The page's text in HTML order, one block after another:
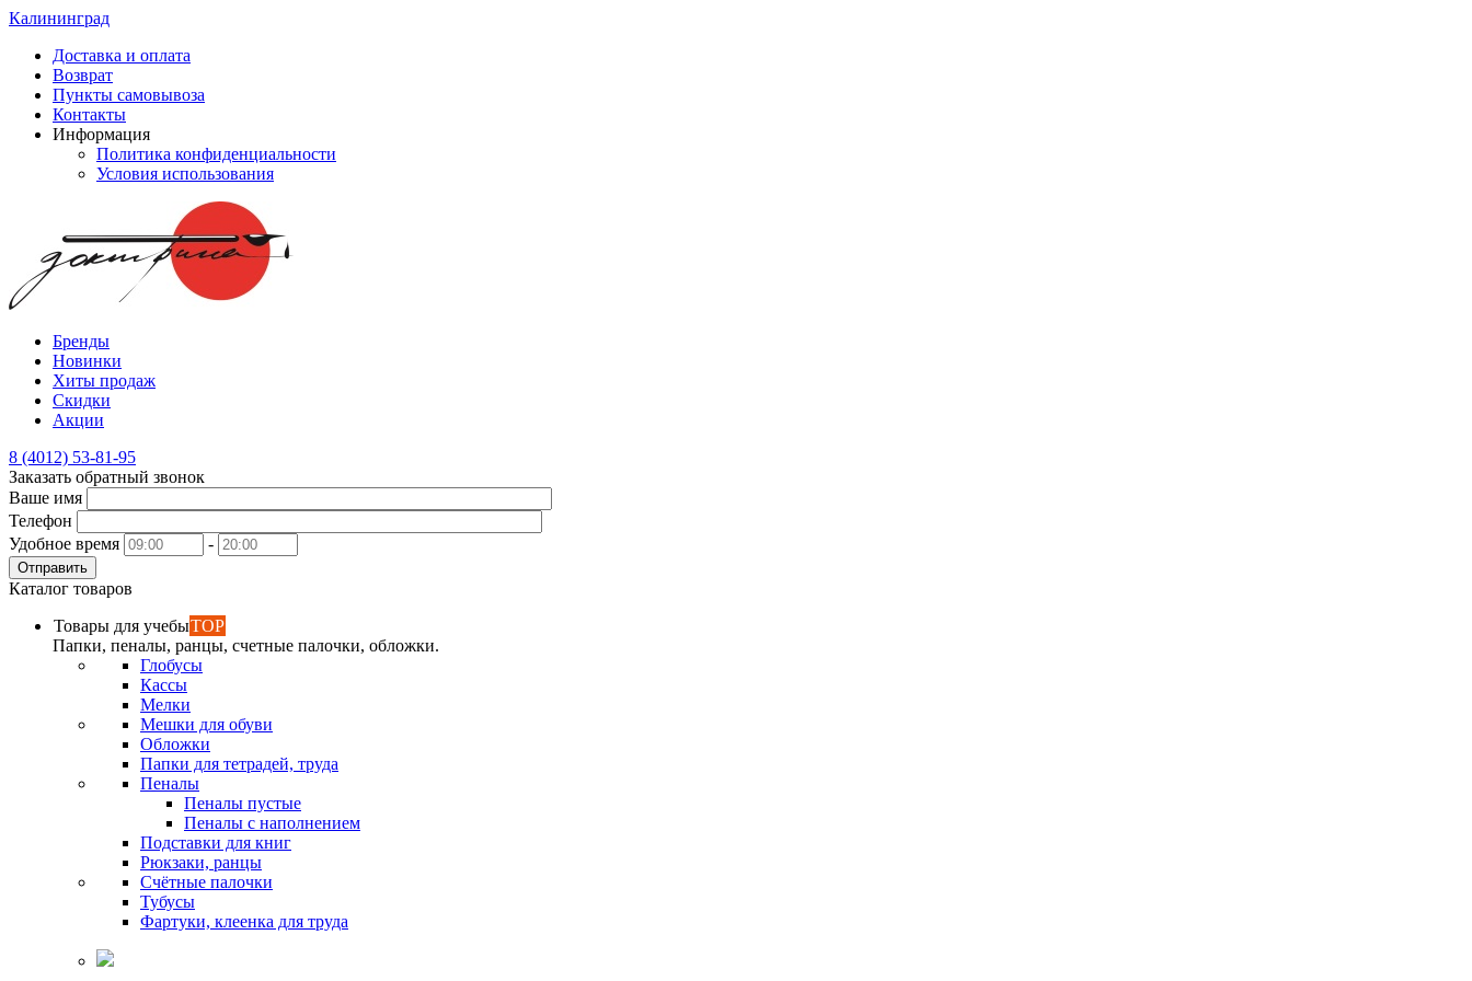
Калининград
Доставка и оплата
Возврат
Пункты самовывоза
Контакты
Информация
Политика конфиденциальности
Условия использования
Бренды
Новинки
Хиты продаж
Скидки
Акции
8 (4012) 53-81-95
Заказать обратный звонок
Ваше имя
Телефон
Удобное время
-
Отправить
Каталог товаров
Товары для учебыTOP
Папки, пеналы, ранцы, счетные палочки, обложки.
Глобусы
Кассы
Мелки
Мешки для обуви
Обложки
Папки для тетрадей, труда
Пеналы
Пеналы пустые
Пеналы с наполнением
Подставки для книг
Рюкзаки, ранцы
Счётные палочки
Тубусы
Фартуки, клеенка для труда